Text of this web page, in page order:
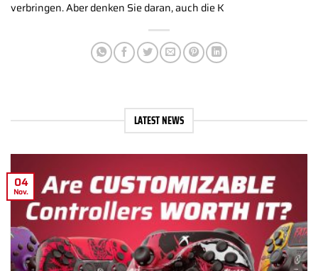
verbringen. Aber denken Sie daran, auch die K
LATEST NEWS
04
Nov.